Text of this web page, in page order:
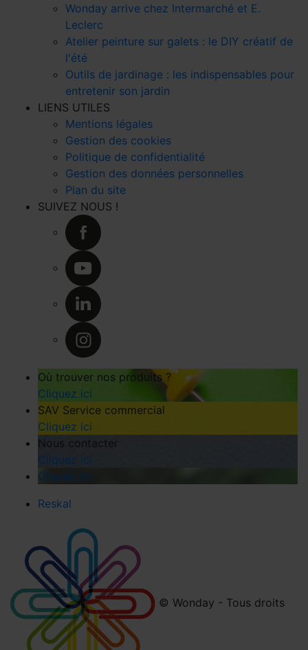
Wonday arrive chez Intermarché et E.
Leclerc
Atelier peinture sur galets : le DIY créatif de
l'été
Outils de jardinage : les indispensables pour
entretenir son jardin
LIENS UTILES
Mentions légales
Gestion des cookies
Politique de confidentialité
Gestion des données personnelles
Plan du site
SUIVEZ NOUS !
Où trouver nos produits ?
Cliquez ici
SAV Service commercial
Cliquez ici
Nous contacter
Cliquez ici
Cliquez ici
Reskal
© Wonday - Tous droits